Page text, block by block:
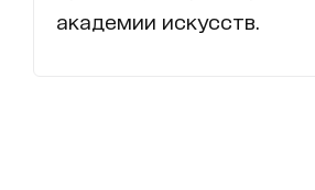
академии искусств.